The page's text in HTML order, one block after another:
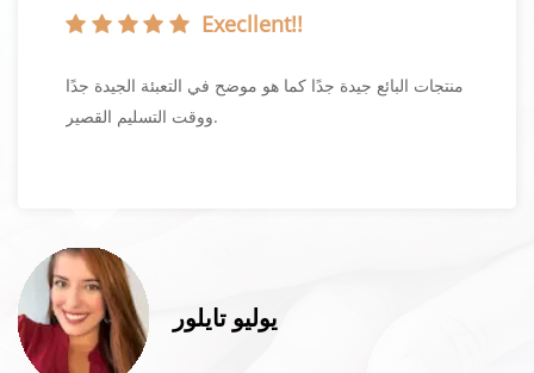
Execllent!!
منتجات البائع جيدة جدًا كما هو موضح في التعبئة الجيدة جدًا
ووقت التسليم القصير.
يوليو تايلور